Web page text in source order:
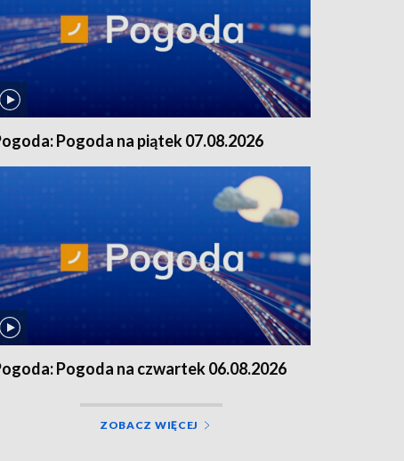
Pogoda na piątek 07.08.2026
Pogoda na czwartek 06.08.2026
ZOBACZ WIĘCEJ